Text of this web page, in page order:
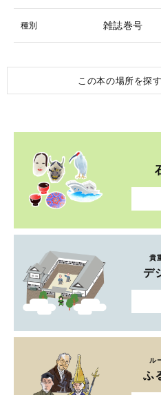
種別 雑誌巻号
この本の場所を探
貴
デ
ル
ふ